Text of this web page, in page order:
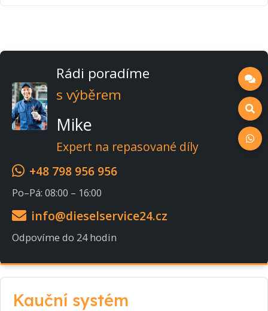
Rádi poradíme
s výběrem
Mike
Expert na repasované díly
+48 798 956 956
Po–Pá: 08:00 – 16:00
info@dieselservice24.cz
Odpovíme do 24 hodin
Kauční systém